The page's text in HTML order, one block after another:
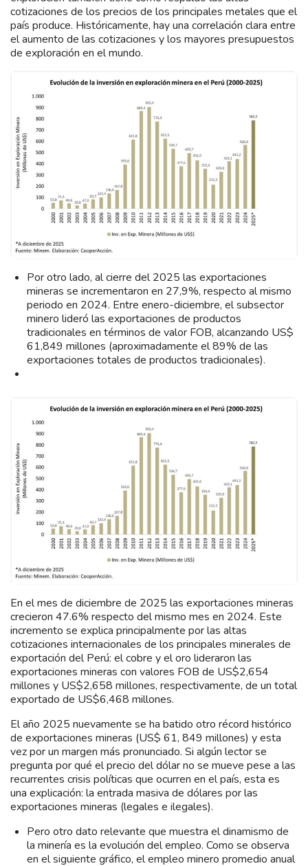
cotizaciones de los precios de los principales metales que el
país produce. Históricamente, hay una correlación clara entre
el aumento de las cotizaciones y los mayores presupuestos
de exploración en el mundo.
Por otro lado, al cierre del 2025 las exportaciones
mineras se incrementaron en 27,9%, respecto al mismo
periodo en 2024. Entre enero-diciembre, el subsector
minero lideró las exportaciones de productos
tradicionales en términos de valor FOB, alcanzando US$
61,849 millones (aproximadamente el 89% de las
exportaciones totales de productos tradicionales).
En el mes de diciembre de 2025 las exportaciones mineras
crecieron 47.6% respecto del mismo mes en 2024. Este
incremento se explica principalmente por las altas
cotizaciones internacionales de los principales minerales de
exportación del Perú: el cobre y el oro lideraron las
exportaciones mineras con valores FOB de US$2,654
millones y US$2,658 millones, respectivamente, de un total
exportado de US$6,468 millones.
El año 2025 nuevamente se ha batido otro récord histórico
de exportaciones mineras (US$ 61, 849 millones) y esta
vez por un margen más pronunciado. Si algún lector se
pregunta por qué el precio del dólar no se mueve pese a las
recurrentes crisis políticas que ocurren en el país, esta es
una explicación: la entrada masiva de dólares por las
exportaciones mineras (legales e ilegales).
Pero otro dato relevante que muestra el dinamismo de
la minería es la evolución del empleo. Como se observa
en el siguiente gráfico, el empleo minero promedio anual